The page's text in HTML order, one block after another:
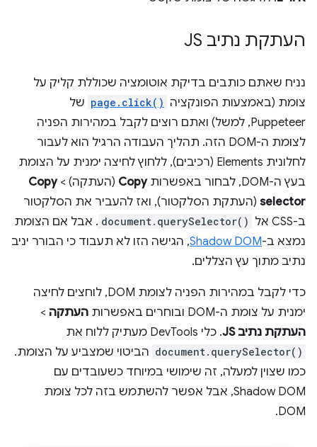
העתקת נתיב JS
נניח שאתם כותבים בדיקת אוטומציה שכוללת קליק על
צומת (באמצעות הפונקציה page.click() של
Puppeteer, למשל) ואתם רוצים לקבל במהירות הפניה
לצומת ה-DOM הזה. תהליך העבודה הרגיל הוא לעבור
לחלונית Elements (רכיבים), ללחוץ לחיצה ימנית על הצומת
בעץ ה-DOM, לבחור באפשרות
Copy (העתקה) >Copy
selector (העתקת הסלקטור), ואז להעביר את הסלקטור
ב-CSS אל
document.querySelector() . אבל אם הצומת
נמצא ב-Shadow DOM, הגישה הזו לא תעבוד כי הבורר יניב
נתיב מתוך עץ הצללים.
כדי לקבל במהירות הפניה לצומת DOM, לוחצים לחיצה
ימנית על צומת ה-DOM ובוחרים באפשרות
העתקה >
העתקת נתיב JS
. כלי DevTools מעתיק ללוח את
document.querySelector() הביטוי שמצביע על הצומת.
כמו שצוין למעלה, זה שימושי במיוחד כשעובדים עם
Shadow DOM, אבל אפשר להשתמש בזה לכל צומת
DOM.